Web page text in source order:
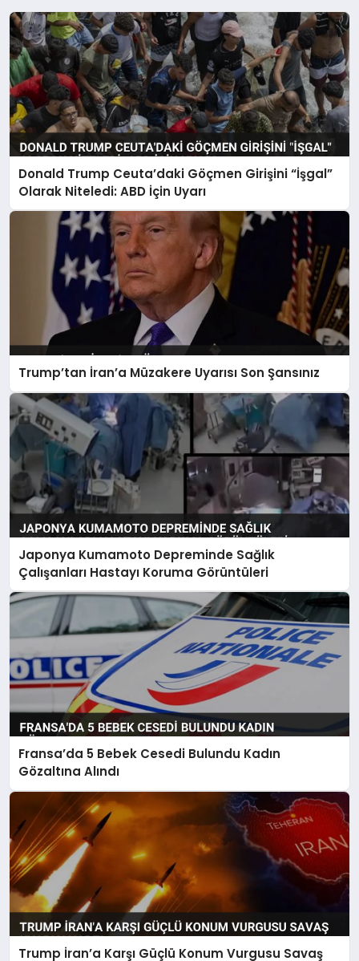
Donald Trump Ceuta’daki Göçmen Girişini “İşgal”
Olarak Niteledi: ABD İçin Uyarı
Trump’tan İran’a Müzakere Uyarısı Son Şansınız
Japonya Kumamoto Depreminde Sağlık
Çalışanları Hastayı Koruma Görüntüleri
Fransa’da 5 Bebek Cesedi Bulundu Kadın
Gözaltına Alındı
Trump İran’a Karşı Güçlü Konum Vurgusu Savaş